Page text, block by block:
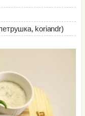
петрушка, koriandr)